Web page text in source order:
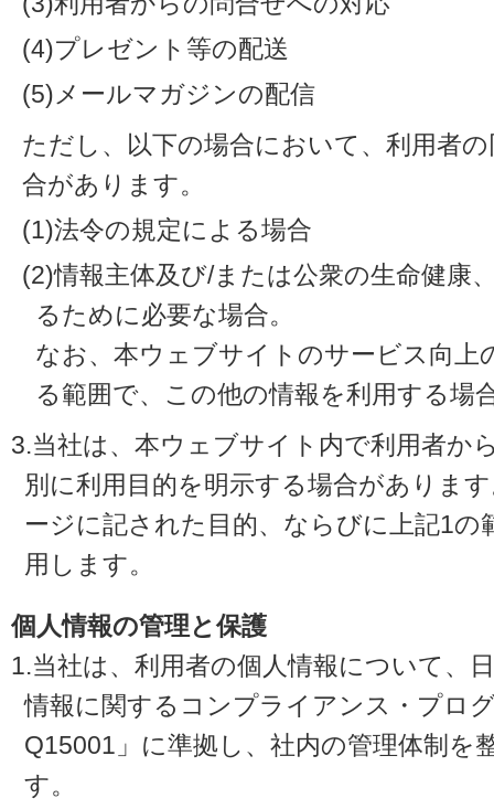
(4)プレゼント等の配送
(5)メールマガジンの配信
ただし、以下の場合において、利用者
合があります。
(1)法令の規定による場合
(2)情報主体及び/または公衆の生命健康
るために必要な場合。
なお、本ウェブサイトのサービス向上
る範囲で、この他の情報を利用する場
3.当社は、本ウェブサイト内で利用者か
別に利用目的を明示する場合がありま
ージに記された目的、ならびに上記1の
用します。
個人情報の管理と保護
1.当社は、利用者の個人情報について、
情報に関するコンプライアンス・プロ
Q15001」に準拠し、社内の管理体制を
す。